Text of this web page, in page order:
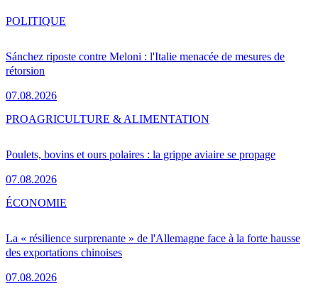
Sánchez riposte contre Meloni : l'Italie menacée de mesures de
rétorsion
07.08.2026
POLITIQUE
Poulets, bovins et ours polaires : la grippe aviaire se propage
07.08.2026
PROAGRICULTURE & ALIMENTATION
La « résilience surprenante » de l'Allemagne face à la forte hausse
des exportations chinoises
07.08.2026
ÉCONOMIE